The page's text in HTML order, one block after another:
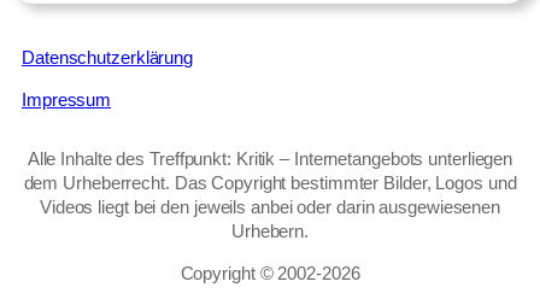
Datenschutzerklärung
Impressum
Alle Inhalte des Treffpunkt: Kritik – Internetangebots unterliegen
dem Urheberrecht. Das Copyright bestimmter Bilder, Logos und
Videos liegt bei den jeweils anbei oder darin ausgewiesenen
Urhebern.
Copyright © 2002‑2026